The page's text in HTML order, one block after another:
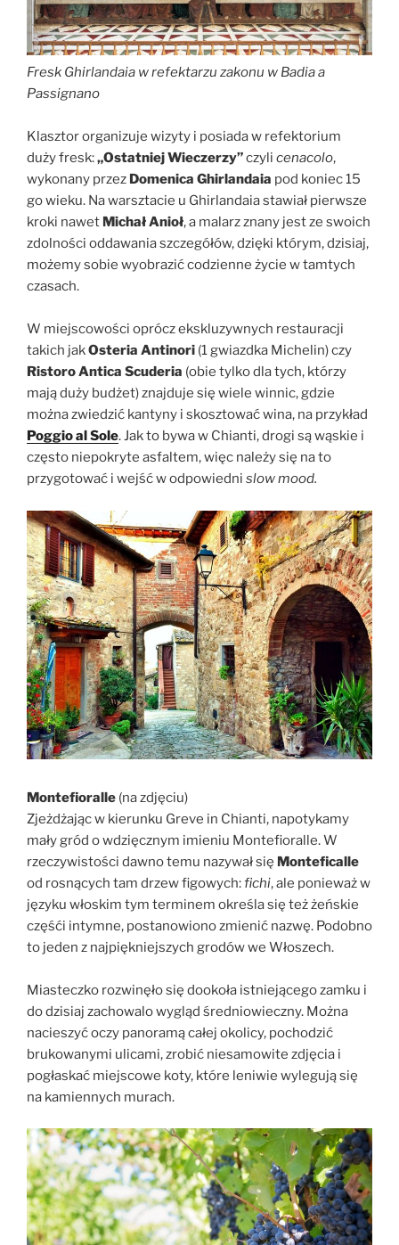
Fresk Ghirlandaia w refektarzu zakonu w Badia a
Passignano
Klasztor organizuje wizyty i posiada w refektorium
duży fresk:„Ostatniej Wieczerzy”czyli cenacolo,
wykonany przez Domenica Ghirlandaia pod koniec 15
go wieku. Na warsztacie u Ghirlandaia stawiał pierwsze
kroki nawet Michał Anioł, a malarz znany jest ze swoich
zdolności oddawania szczegółów, dzięki którym, dzisiaj,
możemy sobie wyobrazić codzienne życie w tamtych
czasach.
W miejscowości oprócz ekskluzywnych restauracji
takich jakOsteria Antinori (1 gwiazdka Michelin) czy
Ristoro Antica Scuderia (obie tylko dla tych, którzy
mają duży budżet) znajduje się wiele winnic, gdzie
można zwiedzić kantyny i skosztować wina, na przykład
Poggio al Sole. Jak to bywa w Chianti, drogi są wąskie i
często niepokryte asfaltem, więc należy się na to
przygotować i wejść w odpowiedni slow mood.
Montefioralle (na zdjęciu)
Zjeżdżając w kierunku Greve in Chianti, napotykamy
mały gród o wdzięcznym imieniu Montefioralle. W
rzeczywistości dawno temu nazywał się Monteficalle
od rosnących tam drzew figowych:fichi, ale ponieważ w
języku włoskim tym terminem określa się też żeńskie
częśći intymne, postanowiono zmienić nazwę. Podobno
to jeden z najpiękniejszych grodów we Włoszech.
Miasteczko rozwinęło się dookoła istniejącego zamku i
do dzisiaj zachowalo wygląd średniowieczny. Można
nacieszyć oczy panoramą całej okolicy, pochodzić
brukowanymi ulicami, zrobić niesamowite zdjęcia i
pogłaskać miejscowe koty, które leniwie wylegują się
na kamiennych murach.